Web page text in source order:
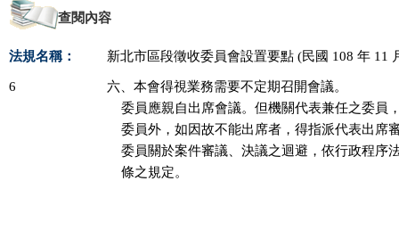
查閱內容
法規名稱： 新北市區段徵收委員會設置要點 (民國 108 年 11
6
六、本會得視業務需要不定期召開會議。
委員應親自出席會議。但機關代表兼任之委員
委員外，如因故不能出席者，得指派代表出席
委員關於案件審議、決議之迴避，依行政程序
    條之規定。